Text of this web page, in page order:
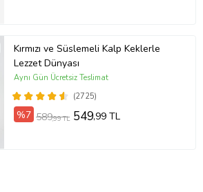
Kırmızı ve Süslemeli Kalp Keklerle
Lezzet Dünyası
(2725)
Aynı Gün Ücretsiz Teslimat
%7 589,99 TL 549,99 TL